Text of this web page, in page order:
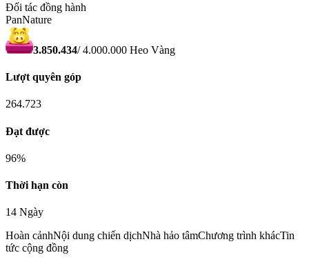
Đối tác đồng hành
PanNature
3.850.434/4.000.000 Heo Vàng
Lượt quyên góp
264.723
Đạt được
96%
Thời hạn còn
14 Ngày
Hoàn cảnhNội dung chiến dịchNhà hảo tâmChương trình khácTin
tức cộng đồng